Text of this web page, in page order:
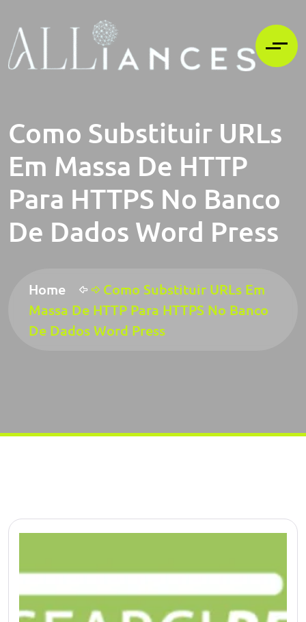
Como Substituir URLs
Em Massa De HTTP
Para HTTPS No Banco
De Dados Word Press
Home
Como Substituir URLs Em
Massa De HTTP Para HTTPS No Banco
De Dados Word Press